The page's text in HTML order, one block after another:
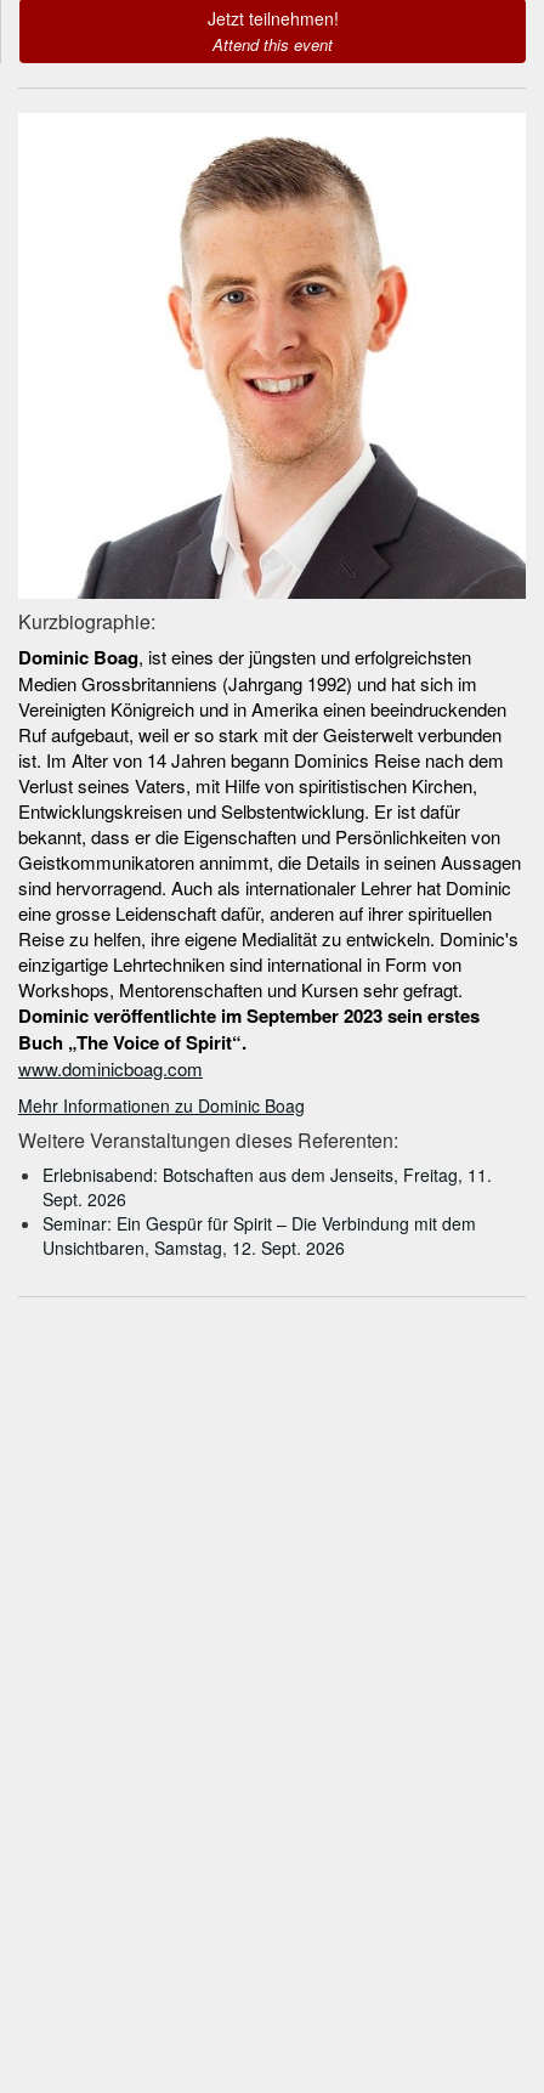
Jetzt teilnehmen!
Attend this event
Informationen zum
Referenten
Kurzbiographie:
Dominic Boag, ist eines der jüngsten und erfolgreichsten
Medien Grossbritanniens (Jahrgang 1992) und hat sich im
Vereinigten Königreich und in Amerika einen beeindruckenden
Ruf aufgebaut, weil er so stark mit der Geisterwelt verbunden
ist. Im Alter von 14 Jahren begann Dominics Reise nach dem
Verlust seines Vaters, mit Hilfe von spiritistischen Kirchen,
Entwicklungskreisen und Selbstentwicklung. Er ist dafür
bekannt, dass er die Eigenschaften und Persönlichkeiten von
Geistkommunikatoren annimmt, die Details in seinen Aussagen
sind hervorragend. Auch als internationaler Lehrer hat Dominic
eine grosse Leidenschaft dafür, anderen auf ihrer spirituellen
Reise zu helfen, ihre eigene Medialität zu entwickeln. Dominic's
einzigartige Lehrtechniken sind international in Form von
Workshops, Mentorenschaften und Kursen sehr gefragt.
Dominic veröffentlichte im September 2023 sein erstes
Buch „The Voice of Spirit“.
www.dominicboag.com
Mehr Informationen zu Dominic Boag
Weitere Veranstaltungen dieses Referenten:
Erlebnisabend: Botschaften aus dem Jenseits, Freitag, 11.
Sept. 2026
Seminar: Ein Gespür für Spirit – Die Verbindung mit dem
Unsichtbaren, Samstag, 12. Sept. 2026